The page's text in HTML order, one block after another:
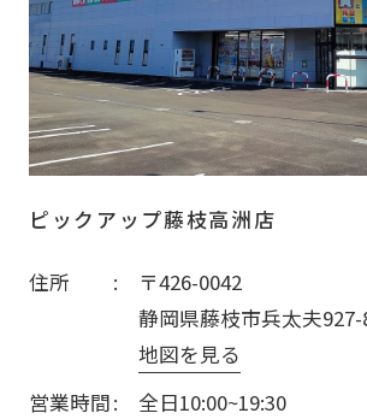
ピックアップ藤枝高洲店
住所
〒426-0042
静岡県藤枝市兵太夫927-
地図を見る
営業時間
全日10:00~19:30